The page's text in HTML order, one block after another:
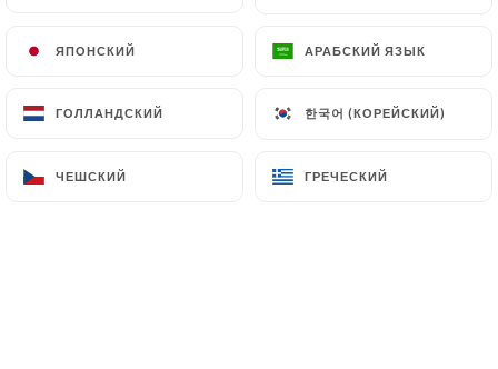
RU
ЯПОНСКИЙ АРАБСКИЙ ЯЗЫК
ГОЛЛАНДСКИЙ 한국어 (КОРЕЙСКИЙ)
ЧЕШСКИЙ ГРЕЧЕСКИЙ
ЯПОНСКИЙ АРАБСКИЙ ЯЗЫК
ГОЛЛАНДСКИЙ 한국어 (КОРЕЙСКИЙ)
ЧЕШСКИЙ ГРЕЧЕСКИЙ